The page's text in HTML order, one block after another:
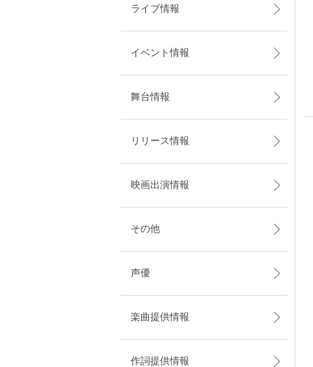
ライブ情報
イベント情報
舞台情報
リリース情報
映画出演情報
その他
声優
楽曲提供情報
作詞提供情報